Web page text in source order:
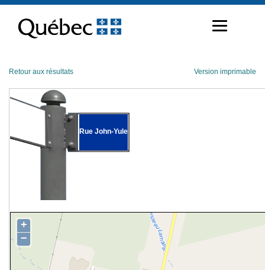
contenu
Retour aux résultats Version imprimable
Rue John-Yule
+
−